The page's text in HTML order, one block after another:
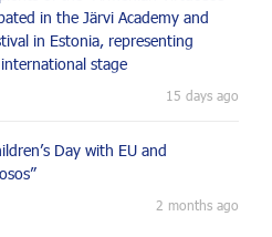
in the Järvi Academy and
in Estonia, representing
stage
15 days ago
Day with EU and
2 months ago